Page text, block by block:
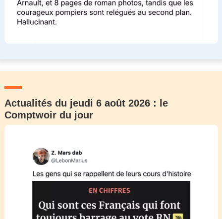
Actualités du jeudi 6 août 2026 : le
Comptwoir du jour